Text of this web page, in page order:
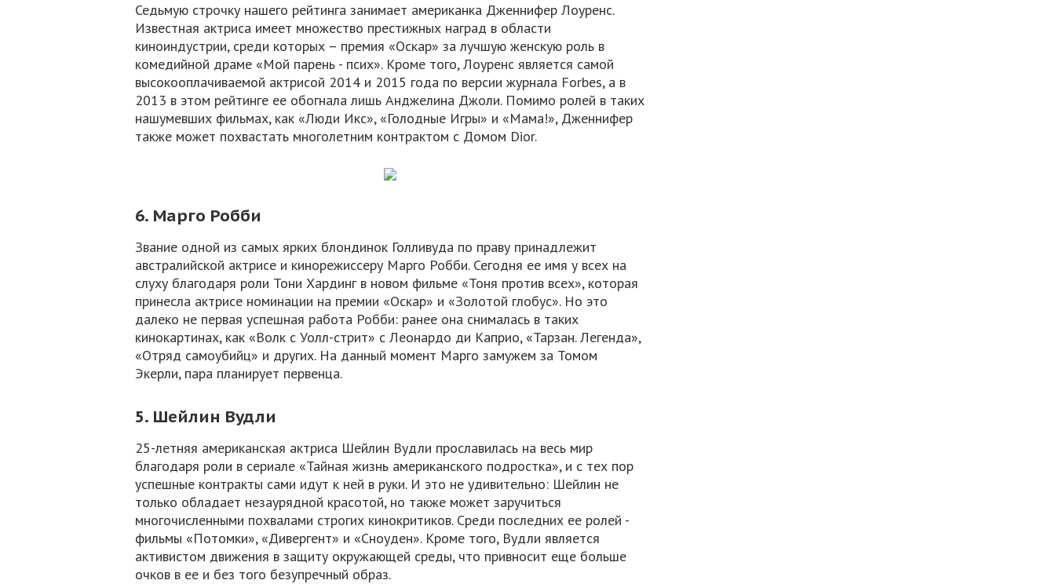
Седьмую строчку нашего рейтинга занимает американка Дженнифер Лоуренс.
Известная актриса имеет множество престижных наград в области
киноиндустрии, среди которых – премия «Оскар» за лучшую женскую роль в
комедийной драме «Мой парень - псих». Кроме того, Лоуренс является самой
высокооплачиваемой актрисой 2014 и 2015 года по версии журнала Forbes, а в
2013 в этом рейтинге ее обогнала лишь Анджелина Джоли. Помимо ролей в таких
нашумевших фильмах, как «Люди Икс», «Голодные Игры» и «Мама!», Дженнифер
также может похвастать многолетним контрактом с Домом Dior.
6. Марго Робби
Звание одной из самых ярких блондинок Голливуда по праву принадлежит
австралийской актрисе и кинорежиссеру Марго Робби. Сегодня ее имя у всех на
слуху благодаря роли Тони Хардинг в новом фильме «Тоня против всех», которая
принесла актрисе номинации на премии «Оскар» и «Золотой глобус». Но это
далеко не первая успешная работа Робби: ранее она снималась в таких
кинокартинах, как «Волк с Уолл-стрит» с Леонардо ди Каприо, «Тарзан. Легенда»,
«Отряд самоубийц» и других. На данный момент Марго замужем за Томом
Экерли, пара планирует первенца.
5. Шейлин Вудли
25-летняя американская актриса Шейлин Вудли прославилась на весь мир
благодаря роли в сериале «Тайная жизнь американского подростка», и с тех пор
успешные контракты сами идут к ней в руки. И это не удивительно: Шейлин не
только обладает незаурядной красотой, но также может заручиться
многочисленными похвалами строгих кинокритиков. Среди последних ее ролей -
фильмы «Потомки», «Дивергент» и «Сноуден». Кроме того, Вудли является
активистом движения в защиту окружающей среды, что привносит еще больше
очков в ее и без того безупречный образ.